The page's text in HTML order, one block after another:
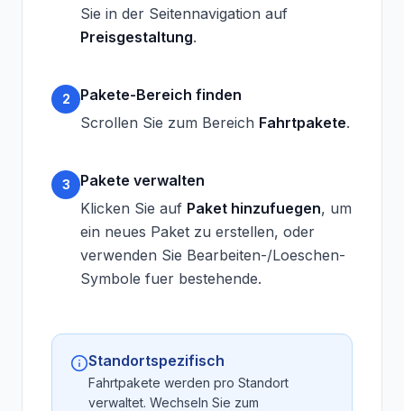
Sie in der Seitennavigation auf
Preisgestaltung.
2
Pakete-Bereich finden
Scrollen Sie zum Bereich Fahrtpakete.
3
Pakete verwalten
Klicken Sie auf Paket hinzufuegen, um
ein neues Paket zu erstellen, oder
verwenden Sie Bearbeiten-/Loeschen-
Symbole fuer bestehende.
Standortspezifisch
Fahrtpakete werden pro Standort
verwaltet. Wechseln Sie zum